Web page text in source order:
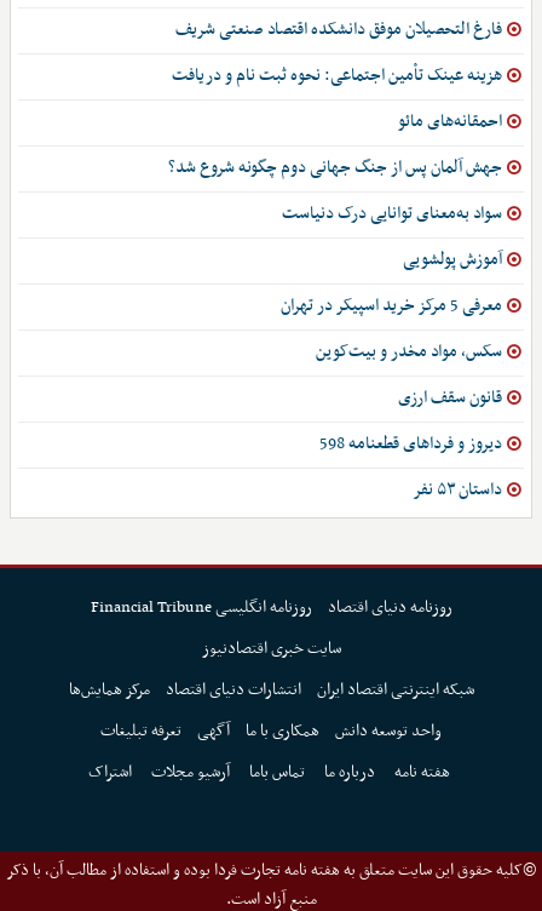
فارغ التحصیلان موفق دانشکده اقتصاد صنعتی شریف
هزینه عینک تأمین اجتماعی: نحوه ثبت نام و دریافت
احمقانه‌های مائو
جهش آلمان پس از جنگ جهانی دوم چگونه شروع شد؟
سواد به‌معنای توانایی درک دنیاست
آموزش پولشویی
معرفی 5 مرکز خرید اسپیکر در تهران
سکس، مواد مخدر و بیت‌کوین
قانون سقف ارزی
دیروز و فرداهای قطعنامه 598
داستان ۵۳ نفر
روزنامه دنیای اقتصاد
روزنامه انگلیسی Financial Tribune
سایت خبری اقتصادنیوز
شبکه اینترنتی اقتصاد ایران انتشارات دنیای اقتصاد
مرکز همایش‌ها
واحد توسعه دانش همکاری با ما آگهی تعرفه تبلیغات
هفته نامه
درباره ما تماس باما آرشیو مجلات اشتراک
©کلیه حقوق این سایت متعلق به هفته نامه تجارت فردا بوده و استفاده از مطالب آن، با ذکر
منبع آزاد است.